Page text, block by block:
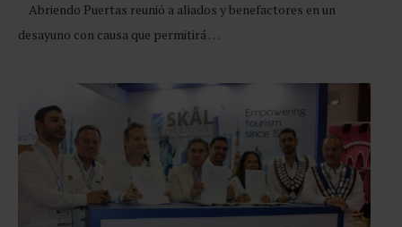
Abriendo Puertas reunió a aliados y benefactores en un
desayuno con causa que permitirá …